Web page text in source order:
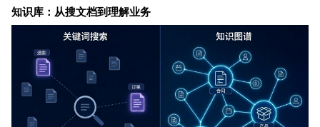
知识库：从搜文档到理解业务